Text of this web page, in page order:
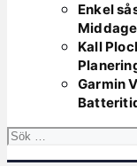
Enkel
Kall
Garmin
Sök